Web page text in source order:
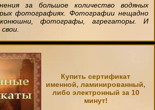
за большое количество водяных
фотографиях. Фотографии нещадно
фотографы, агрегаторы. И
Купить сертификат
именной, ламинированный,
либо электронный за 10
минут!